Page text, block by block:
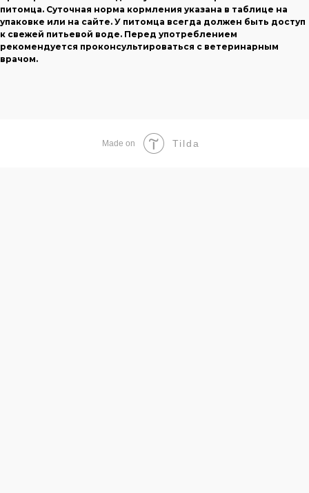
питомца. Суточная норма кормления указана в таблице на
упаковке или на сайте. У питомца всегда должен быть доступ
к свежей питьевой воде. Перед употреблением
рекомендуется проконсультироваться с ветеринарным
врачом.
Made on Tilda